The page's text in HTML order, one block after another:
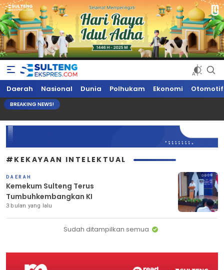
Sultengekspres.com
Berita Seputar Sulteng Hari Ini, Update Terkini, Suaranya Rakyat
Sulteng
Daerah Nasional Dunia Polhukam Ekonomi Otomotif
BREAKING NEWS!
#KEKAYAAN INTELEKTUAL
DAERAH
Kemekum Sulteng Terus
Tumbuhkembangkan KI
3 bulan yang lalu
Sudah ditampilkan semua